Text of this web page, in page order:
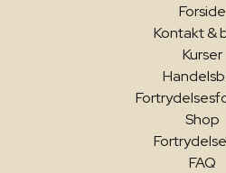
Forside
Kontakt &
Kurser
Shop
FAQ